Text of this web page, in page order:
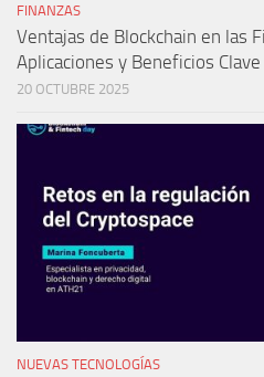
FINANZAS
Ventajas de Blockchain en las
Aplicaciones y Beneficios Clave
20 OCTUBRE 2025
NUEVAS TECNOLOGÍAS